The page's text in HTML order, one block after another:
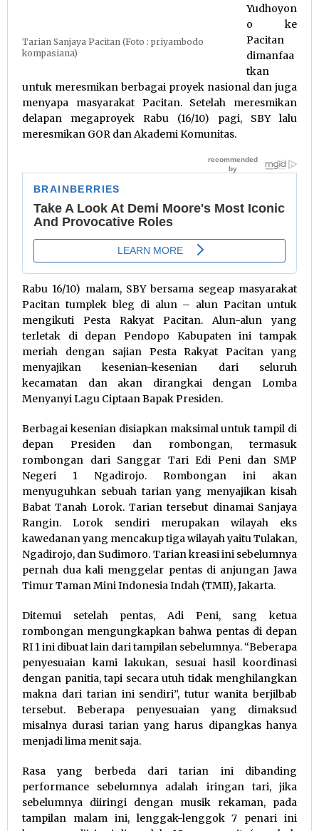
Tarian Sanjaya Pacitan (Foto : priyambodo
kompasiana)
Yudhoyon
o ke
Pacitan
dimanfaa
tkan
untuk meresmikan berbagai proyek nasional dan juga
menyapa masyarakat Pacitan. Setelah meresmikan
delapan megaproyek Rabu (16/10) pagi, SBY lalu
meresmikan GOR dan Akademi Komunitas.
Rabu 16/10) malam, SBY bersama segeap masyarakat
Pacitan tumplek bleg di alun – alun Pacitan untuk
mengikuti Pesta Rakyat Pacitan. Alun-alun yang
terletak di depan Pendopo Kabupaten ini tampak
meriah dengan sajian Pesta Rakyat Pacitan yang
menyajikan kesenian-kesenian dari seluruh
kecamatan dan akan dirangkai dengan Lomba
Menyanyi Lagu Ciptaan Bapak Presiden.
Berbagai kesenian disiapkan maksimal untuk tampil di
depan Presiden dan rombongan, termasuk
rombongan dari Sanggar Tari Edi Peni dan SMP
Negeri 1 Ngadirojo. Rombongan ini akan
menyuguhkan sebuah tarian yang menyajikan kisah
Babat Tanah Lorok. Tarian tersebut dinamai Sanjaya
Rangin. Lorok sendiri merupakan wilayah eks
kawedanan yang mencakup tiga wilayah yaitu Tulakan,
Ngadirojo, dan Sudimoro. Tarian kreasi ini sebelumnya
pernah dua kali menggelar pentas di anjungan Jawa
Timur Taman Mini Indonesia Indah (TMII), Jakarta.
Ditemui setelah pentas, Adi Peni, sang ketua
rombongan mengungkapkan bahwa pentas di depan
RI 1 ini dibuat lain dari tampilan sebelumnya. “Beberapa
penyesuaian kami lakukan, sesuai hasil koordinasi
dengan panitia, tapi secara utuh tidak menghilangkan
makna dari tarian ini sendiri”, tutur wanita berjilbab
tersebut. Beberapa penyesuaian yang dimaksud
misalnya durasi tarian yang harus dipangkas hanya
menjadi lima menit saja.
Rasa yang berbeda dari tarian ini dibanding
performance sebelumnya adalah iringan tari, jika
sebelumnya diiringi dengan musik rekaman, pada
tampilan malam ini, lenggak-lenggok 7 penari ini